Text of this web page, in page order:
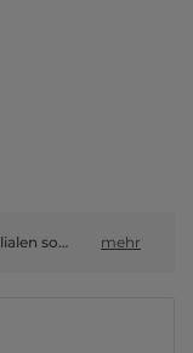
Online-Preise können von den Preisen in Filialen sowie Shop-in-Shop-Flächen abweichen. mehr